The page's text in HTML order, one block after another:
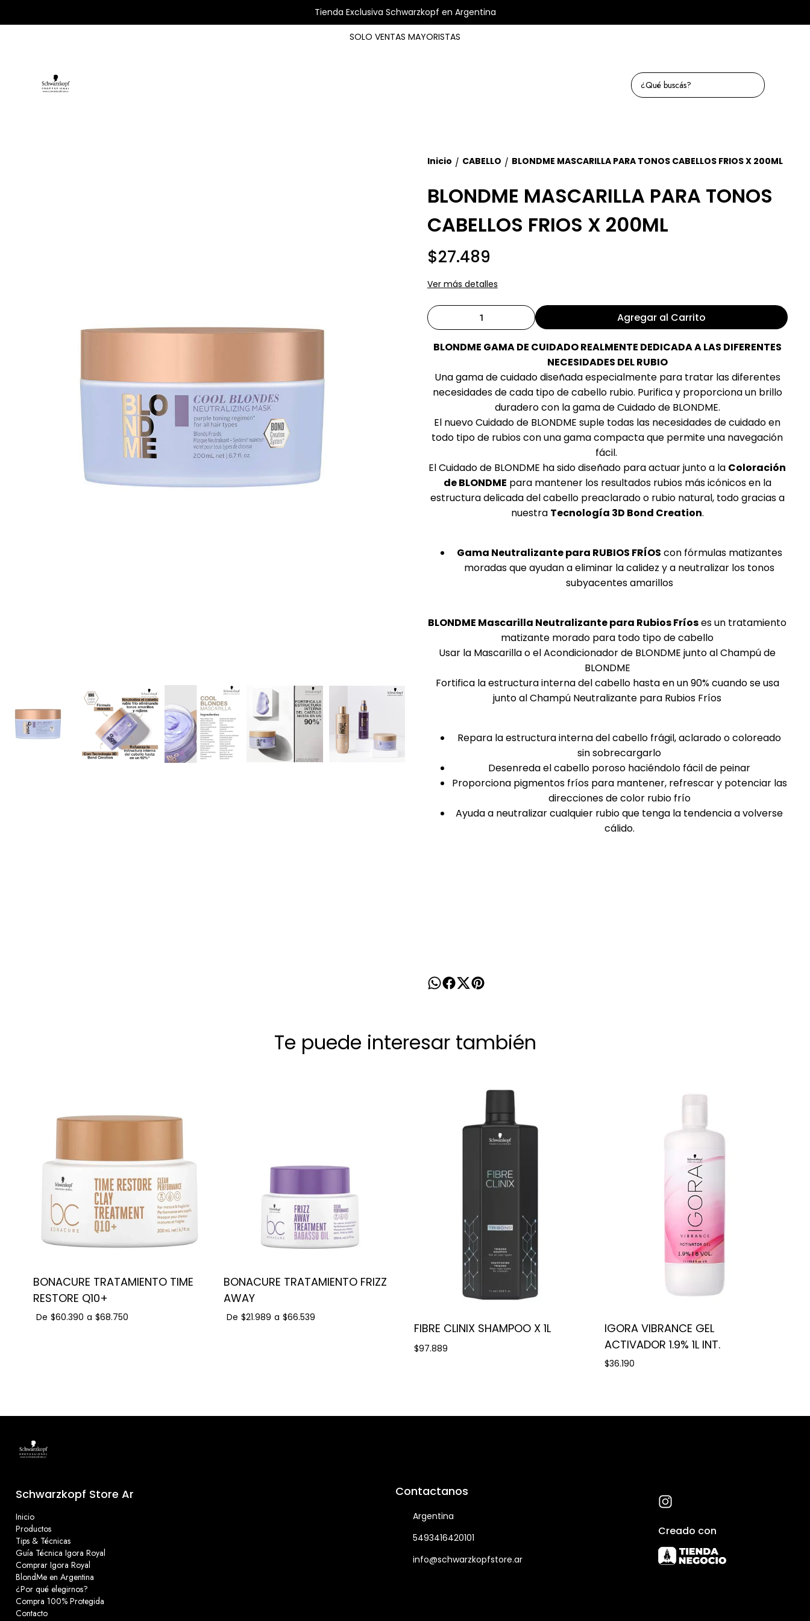
Tienda Exclusiva Schwarzkopf en Argentina
SOLO VENTAS MAYORISTAS
Inicio / CABELLO / BLONDME MASCARILLA PARA TONOS CABELLOS FRIOS X 200ML
BLONDME MASCARILLA PARA TONOS
CABELLOS FRIOS X 200ML
$27.489
Ver más detalles
Agregar al Carrito
BLONDME GAMA DE CUIDADO REALMENTE DEDICADA A LAS DIFERENTES
NECESIDADES DEL RUBIO
Una gama de cuidado diseñada especialmente para tratar las diferentes
necesidades de cada tipo de cabello rubio. Purifica y proporciona un brillo
duradero con la gama de Cuidado de BLONDME.
El nuevo Cuidado de BLONDME suple todas las necesidades de cuidado en
todo tipo de rubios con una gama compacta que permite una navegación
fácil.
El Cuidado de BLONDME ha sido diseñado para actuar junto a la Coloración
de BLONDME para mantener los resultados rubios más icónicos en la
estructura delicada del cabello preaclarado o rubio natural, todo gracias a
nuestra Tecnología 3D Bond Creation.
Gama Neutralizante para RUBIOS FRÍOS con fórmulas matizantes
moradas que ayudan a eliminar la calidez y a neutralizar los tonos
subyacentes amarillos
BLONDME Mascarilla Neutralizante para Rubios Fríoses un tratamiento
matizante morado para todo tipo de cabello
Usar la Mascarilla o el Acondicionador de BLONDME junto al Champú de
BLONDME
Fortifica la estructura interna del cabello hasta en un 90% cuando se usa
junto al Champú Neutralizante para Rubios Fríos
Repara la estructura interna del cabello frágil, aclarado o coloreado
sin sobrecargarlo
Desenreda el cabello poroso haciéndolo fácil de peinar
Proporciona pigmentos fríos para mantener, refrescar y potenciar las
direcciones de color rubio frío
Ayuda a neutralizar cualquier rubio que tenga la tendencia a volverse
cálido.
Te puede interesar también
BONACURE TRATAMIENTO TIME
RESTORE Q10+
De $60.390 a $68.750
BONACURE TRATAMIENTO FRIZZ
AWAY
De $21.989 a $66.539
FIBRE CLINIX SHAMPOO X 1L
$97.889
IGORA VIBRANCE GEL
ACTIVADOR 1.9% 1L INT.
$36.190
Schwarzkopf Store Ar
Inicio
Productos
Tips & Técnicas
Guía Técnica Igora Royal
Comprar Igora Royal
BlondMe en Argentina
¿Por qué elegirnos?
Compra 100% Protegida
Contacto
Contactanos
Argentina
5493416420101
info@schwarzkopfstore.ar
Creado con